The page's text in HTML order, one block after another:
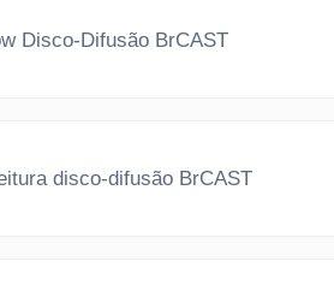
Disco-Difusão BrCAST
disco-difusão BrCAST